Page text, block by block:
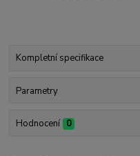
Kompletní specifikace
Parametry
Hodnocení 0